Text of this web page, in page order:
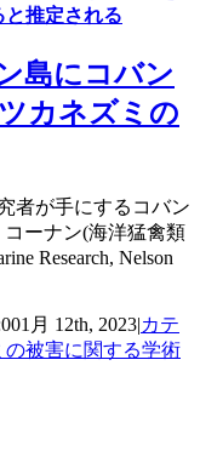
推定される
島にコバン
カネズミの
者が手にするコバン
コーナン(海洋猛禽類
Research, Nelson
1月 12th, 2023|カテ
被害に関する学術